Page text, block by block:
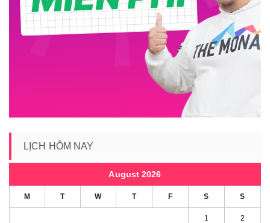
LỊCH HÔM NAY
August 2026
M T W T F S S
1 2